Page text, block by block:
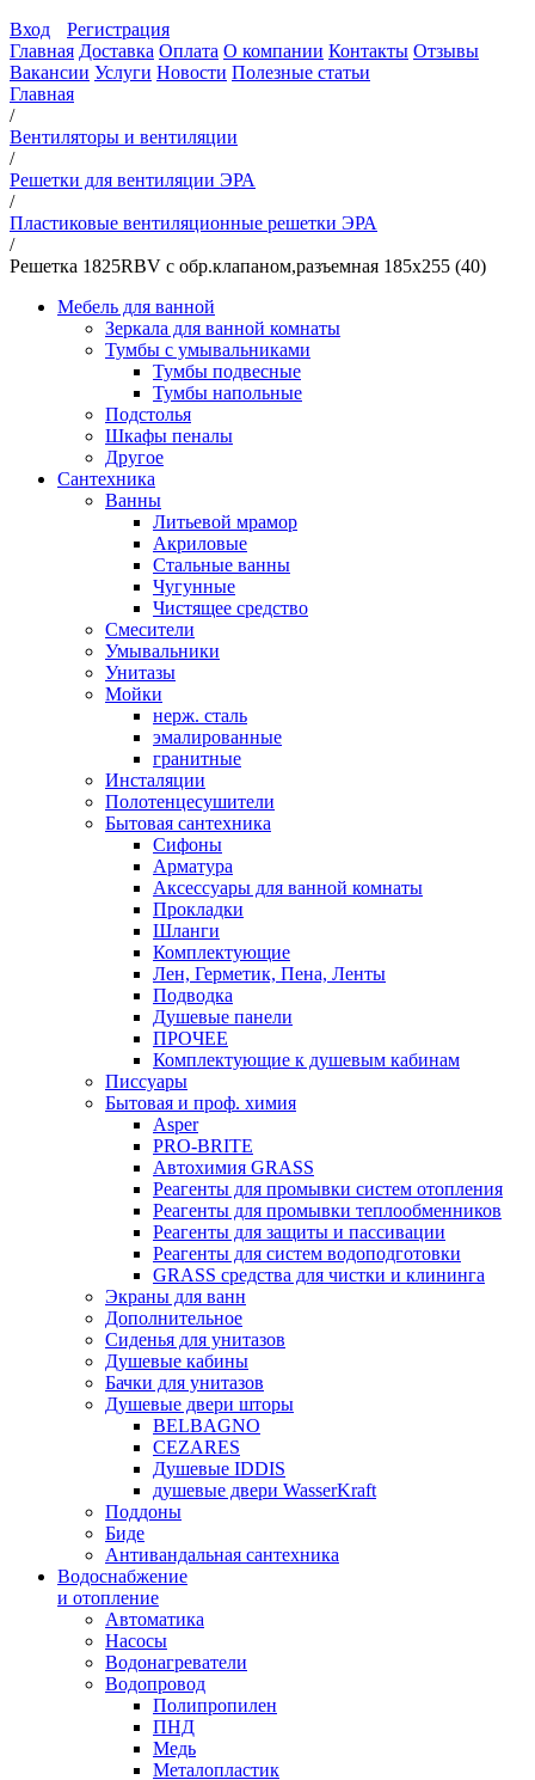
Вход
Регистрация
Главная Доставка Оплата О компании Контакты Отзывы
Вакансии Услуги Новости Полезные статьи
Главная
/
Вентиляторы и вентиляции
/
Решетки для вентиляции ЭРА
/
Пластиковые вентиляционные решетки ЭРА
/
Решетка 1825RBV с обр.клапаном,разъемная 185х255 (40)
Мебель для ванной
Зеркала для ванной комнаты
Тумбы с умывальниками
Тумбы подвесные
Тумбы напольные
Подстолья
Шкафы пеналы
Другое
Сантехника
Ванны
Литьевой мрамор
Акриловые
Стальные ванны
Чугунные
Чистящее средство
Смесители
Умывальники
Унитазы
Мойки
нерж. сталь
эмалированные
гранитные
Инсталяции
Полотенцесушители
Бытовая сантехника
Сифоны
Арматура
Аксессуары для ванной комнаты
Прокладки
Шланги
Комплектующие
Лен, Герметик, Пена, Ленты
Подводка
Душевые панели
ПРОЧЕЕ
Комплектующие к душевым кабинам
Писсуары
Бытовая и проф. химия
Asper
PRO-BRITE
Автохимия GRASS
Реагенты для промывки систем отопления
Реагенты для промывки теплообменников
Реагенты для защиты и пассивации
Реагенты для систем водоподготовки
GRASS средства для чистки и клининга
Экраны для ванн
Дополнительное
Сиденья для унитазов
Душевые кабины
Бачки для унитазов
Душевые двери шторы
BELBAGNO
CEZARES
Душевые IDDIS
душевые двери WasserKraft
Поддоны
Биде
Антивандальная сантехника
Водоснабжение
и отопление
Автоматика
Насосы
Водонагреватели
Водопровод
Полипропилен
ПНД
Медь
Металопластик